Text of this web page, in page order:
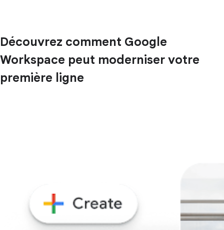
Découvrez comment Google
Workspace peut moderniser votre
première ligne